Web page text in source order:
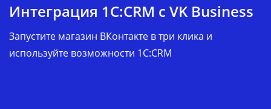
Интеграция 1С:CRM c VK Business
Запустите магазин ВКонтакте в три клика и
используйте возможности 1C:CRM